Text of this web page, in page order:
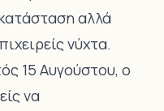
αλλά
νύχτα.
15 Αυγούστου, ο
να